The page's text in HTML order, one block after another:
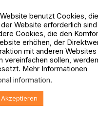
Staubkappe 48mm für
25,00€
und vorrätigen Artikel
von 24 Stunden verschickt.
ca. 48 Stunden
IN DEN WARENKORB
benutzt Cookies,
Website erforderlich
Cookies, die den
erhöhen, der
mit anderen Websites
vereinfachen sollen,
Mehr Informationen
information.
Akzeptieren